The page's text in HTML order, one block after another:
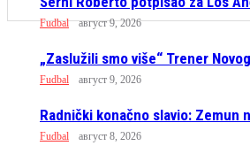
Fudbal август 9, 2026
„Zaslužili smo više“ Trener
Fudbal август 9, 2026
Radnički konačno slavio: Zemun
Fudbal август 8, 2026